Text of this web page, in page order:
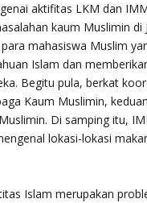
aktifitas LKM dan
kaum Muslimin
mahasiswa Muslim
Islam dan
Begitu pula, berkat
Kaum Muslimin,
Di samping itu,
lokasi-lokasi
Islam merupakan